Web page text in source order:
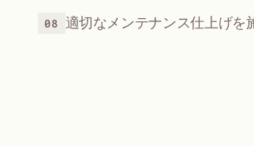
08 適切なメンテナンス仕上げを